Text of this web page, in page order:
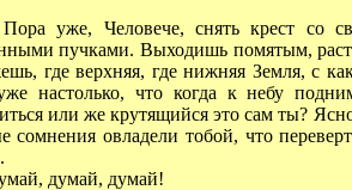
уже, Человече, снять крест со
пучками. Выходишь помятым,
где верхняя, где нижняя Земля, с
настолько, что когда к небу
или же крутящийся это сам ты?
сомнения овладели тобой, что
думай, думай!